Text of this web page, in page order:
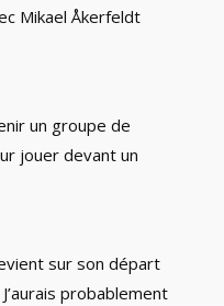
Mikael Åkerfeldt
un groupe de
jouer devant un
sur son départ
probablement